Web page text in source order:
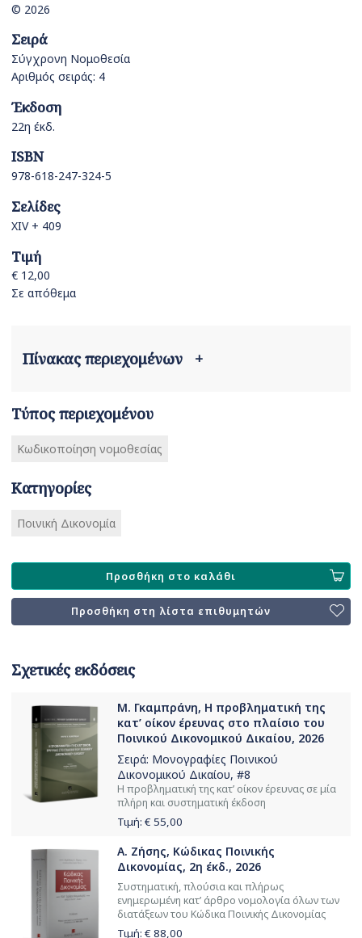
© 2026
Σειρά
Σύγχρονη Νομοθεσία
Αριθμός σειράς: 4
Έκδοση
22η έκδ.
ISBN
978-618-247-324-5
Σελίδες
XIV + 409
Τιμή
€ 12,00
Σε απόθεμα
Πίνακας περιεχομένων +
Τύπος περιεχομένου
Κωδικοποίηση νομοθεσίας
Κατηγορίες
Ποινική Δικονομία
Προσθήκη στο καλάθι
Προσθήκη στη λίστα επιθυμητών
Σχετικές εκδόσεις
Μ. Γκαμπράνη, Η προβληματική της
κατ’ οίκον έρευνας στο πλαίσιο του
Ποινικού Δικονομικού Δικαίου, 2026
Σειρά: Μονογραφίες Ποινικού
Δικονομικού Δικαίου, #8
Η προβληματική της κατ’ οίκον έρευνας σε μία
πλήρη και συστηματική έκδοση
Τιμή: € 55,00
Α. Ζήσης, Κώδικας Ποινικής
Δικονομίας, 2η έκδ., 2026
Συστηματική, πλούσια και πλήρως
ενημερωμένη κατ’ άρθρο νομολογία όλων των
διατάξεων του Κώδικα Ποινικής Δικονομίας
Τιμή: € 88,00